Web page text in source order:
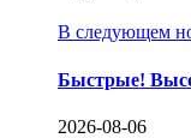
В следующем
Быстрые!
2026-08-06